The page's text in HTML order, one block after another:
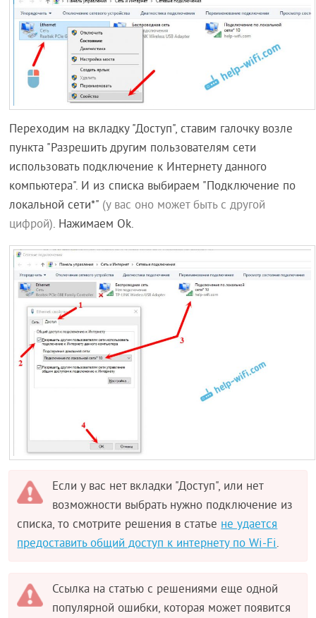
Переходим на вкладку "Доступ", ставим галочку возле
пункта "Разрешить другим пользователям сети
использовать подключение к Интернету данного
компьютера". И из списка выбираем "Подключение по
локальной сети*" (у вас оно может быть с другой
цифрой). Нажимаем Ok.
Если у вас нет вкладки "Доступ", или нет
возможности выбрать нужно подключение из
списка, то смотрите решения в статьене удается
предоставить общий доступ к интернету по Wi-Fi.
Ссылка на статью с решениями еще одной
популярной ошибки, которая может появится